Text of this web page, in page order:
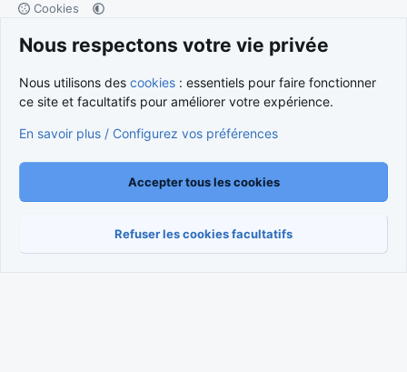
Cookies
Nous contacter
Conditions et règlement
Politique de confidentialité
Aide Accueil
R
S
Community platform by XenForo® © 2010-2026 XenForo Ltd.
Traduction française parXenForo FR|Media embeds via s9e/MediaSites
Nous respectons votre vie privée
Nous utilisons des cookies : essentiels pour faire fonctionner
ce site et facultatifs pour améliorer votre expérience.
En savoir plus / Configurez vos préférences
Accepter tous les cookies
Refuser les cookies facultatifs